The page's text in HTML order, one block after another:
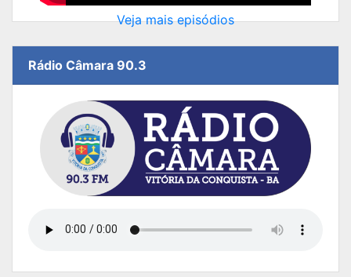
Veja mais episódios
Rádio Câmara 90.3